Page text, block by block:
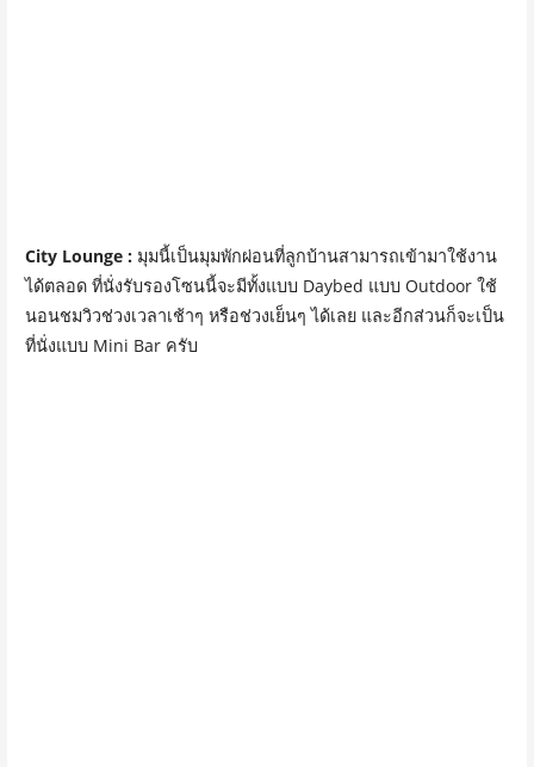
City Lounge : มุมนี้เป็นมุมพักผ่อนที่ลูกบ้านสามารถเข้ามาใช้งาน
ได้ตลอด ที่นั่งรับรองโซนนี้จะมีทั้งแบบ Daybed แบบ Outdoor ใช้
นอนชมวิวช่วงเวลาเช้าๆ หรือช่วงเย็นๆ ได้เลย และอีกส่วนก็จะเป็น
ที่นั่งแบบ Mini Bar ครับ